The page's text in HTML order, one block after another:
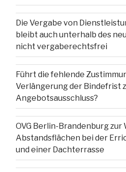
Die Vergabe von
bleibt auch unterhalb des
nicht vergaberechtsfrei
Führt die fehlende
Verlängerung der Bindefrist
Angebotsausschluss?
OVG Berlin-Brandenburg zur
Abstandsflächen bei der
und einer Dachterrasse